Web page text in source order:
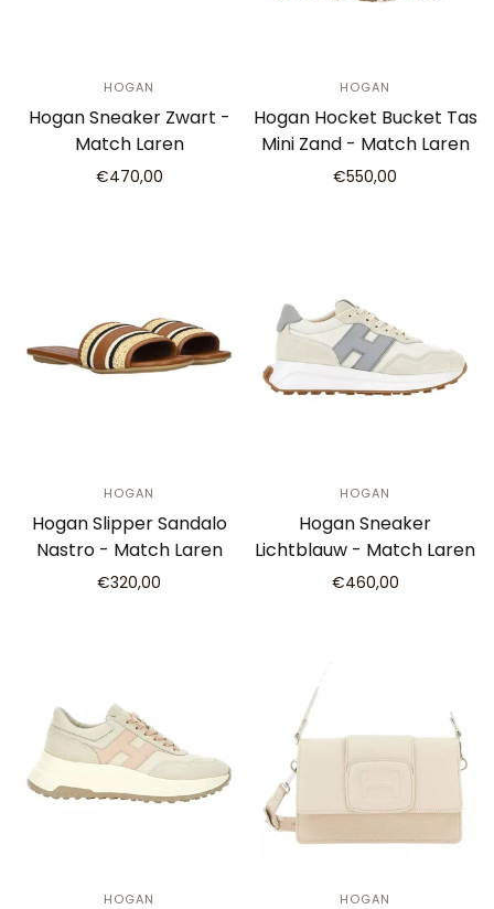
HOGAN
Hogan Sneaker Zwart -
Match Laren
€470,00
HOGAN
Hogan Hocket Bucket Tas
Mini Zand - Match Laren
€550,00
HOGAN
Hogan Slipper Sandalo
Nastro - Match Laren
€320,00
HOGAN
Hogan Sneaker
Lichtblauw - Match Laren
€460,00
HOGAN HOGAN